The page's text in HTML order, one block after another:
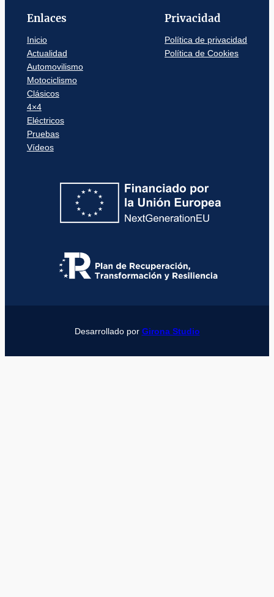
Enlaces
Inicio
Actualidad
Automovilismo
Motociclismo
Clásicos
4×4
Eléctricos
Pruebas
Vídeos
Privacidad
Política de privacidad
Política de Cookies
Desarrollado por Girona Studio